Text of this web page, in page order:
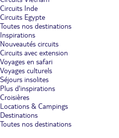
Circuits Inde
Circuits Egypte
Toutes nos destinations
Inspirations
Nouveautés circuits
Circuits avec extension
Voyages en safari
Voyages culturels
Séjours insolites
Plus d'inspirations
Croisières
Locations & Campings
Destinations
Toutes nos destinations